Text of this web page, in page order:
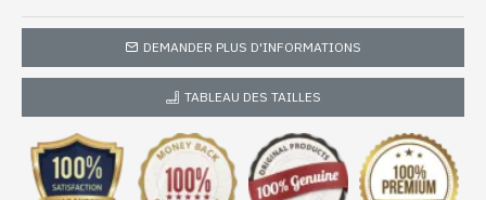
DEMANDER PLUS D'INFORMATIONS
TABLEAU DES TAILLES